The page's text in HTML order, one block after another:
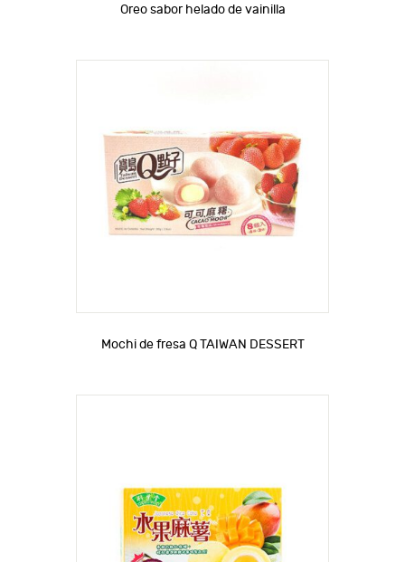
Oreo sabor helado de vainilla
Mochi de fresa Q TAIWAN DESSERT